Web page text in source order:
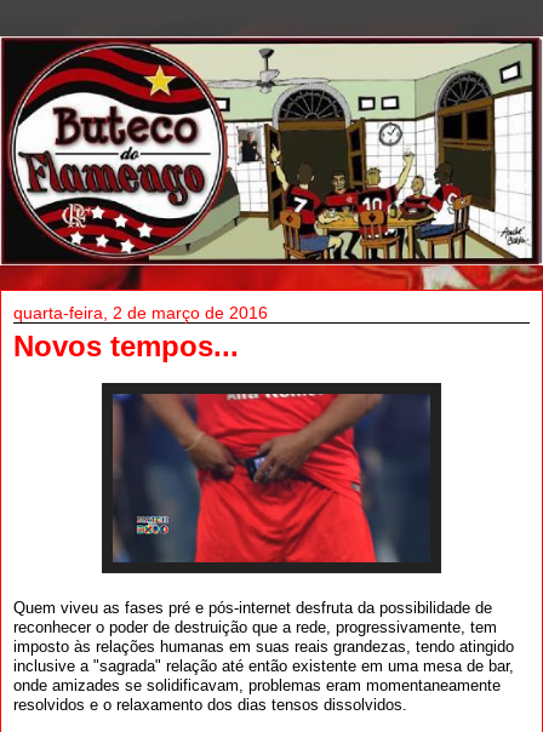
quarta-feira, 2 de março de 2016
Novos tempos...
Quem viveu as fases pré e pós-internet desfruta da possibilidade de
reconhecer o poder de destruição que a rede, progressivamente, tem
imposto às relações humanas em suas reais grandezas, tendo atingido
inclusive a "sagrada" relação até então existente em uma mesa de bar,
onde amizades se solidificavam, problemas eram momentaneamente
resolvidos e o relaxamento dos dias tensos dissolvidos.